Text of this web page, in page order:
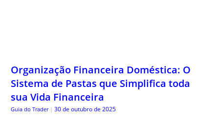
Organização Financeira Doméstica: O
Sistema de Pastas que Simplifica toda
sua Vida Financeira
Guia do Trader | 30 de outubro de 2025